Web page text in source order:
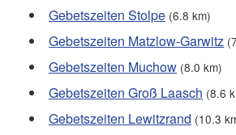
Gebetszeiten Stolpe (6.8 km)
Gebetszeiten Matzlow-Garwitz
Gebetszeiten Muchow (8.0 km)
Gebetszeiten Groß Laasch (8.6
Gebetszeiten Lewitzrand (10.3